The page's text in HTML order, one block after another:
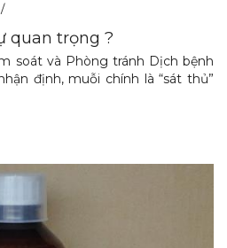
quan trọng ?
soát và Phòng tránh Dịch bệnh
định, muỗi chính là “sát thủ”